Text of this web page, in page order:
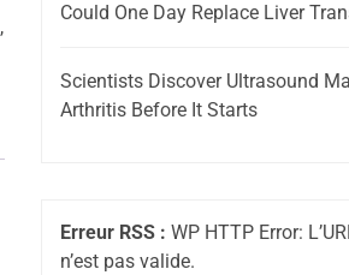
,
Could One Day Replace Liver
Scientists Discover Ultrasound
Arthritis Before It Starts
Erreur RSS : WP HTTP Error:
n’est pas valide.